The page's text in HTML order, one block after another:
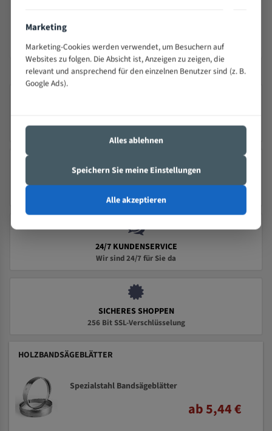
Von Kindern fernhalten. Nicht für die Verwendung durch
100Schnelle Lieferung
PRÄZISION TRIFFT QUALITÄT
Seit 2000 – Über 25 Jahre Erfahrung
24/7 KUNDENSERVICE
Wir sind 24/7 für Sie da
SICHERES SHOPPEN
256 Bit SSL-Verschlüsselung
HOLZBANDSÄGEBLÄTTER
Spezialstahl Bandsägeblätter
ab 5,44 €
Marketing
Marketing-Cookies werden verwendet, um Besuchern auf
Websites zu folgen. Die Absicht ist, Anzeigen zu zeigen, die
relevant und ansprechend für den einzelnen Benutzer sind (z. B.
Google Ads).
Alles ablehnen
Speichern Sie meine Einstellungen
Alle akzeptieren